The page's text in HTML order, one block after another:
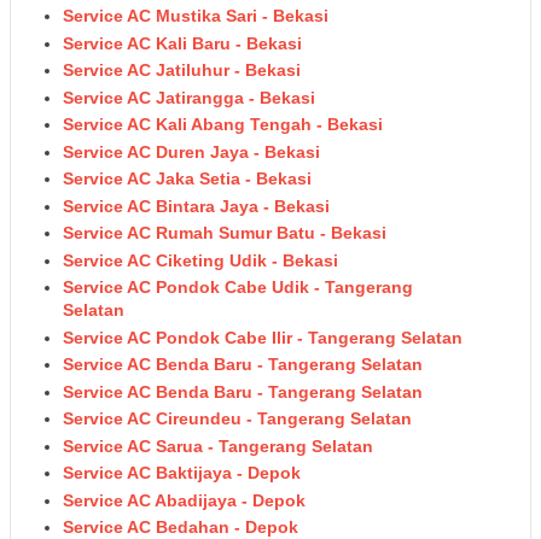
Service AC Mustika Sari - Bekasi
Service AC Kali Baru - Bekasi
Service AC Jatiluhur - Bekasi
Service AC Jatirangga - Bekasi
Service AC Kali Abang Tengah - Bekasi
Service AC Duren Jaya - Bekasi
Service AC Jaka Setia - Bekasi
Service AC Bintara Jaya - Bekasi
Service AC Rumah Sumur Batu - Bekasi
Service AC Ciketing Udik - Bekasi
Service AC Pondok Cabe Udik - Tangerang
Selatan
Service AC Pondok Cabe Ilir - Tangerang Selatan
Service AC Benda Baru - Tangerang Selatan
Service AC Benda Baru - Tangerang Selatan
Service AC Cireundeu - Tangerang Selatan
Service AC Sarua - Tangerang Selatan
Service AC Baktijaya - Depok
Service AC Abadijaya - Depok
Service AC Bedahan - Depok